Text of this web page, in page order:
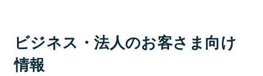
ビジネス・法人のお客さま向け
情報